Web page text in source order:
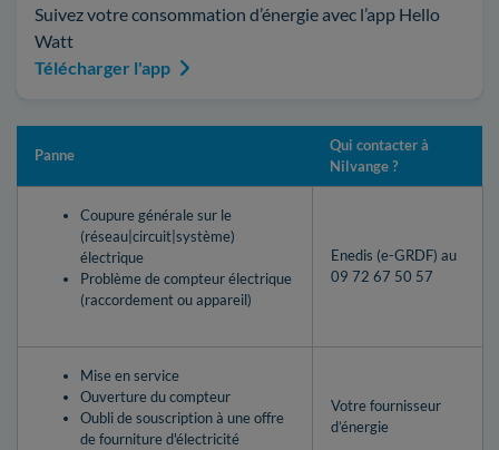
Suivez votre consommation d’énergie avec l’app Hello
Watt
Télécharger l'app
Panne
Qui contacter à
Nilvange ?
Coupure générale sur le
(réseau|circuit|système)
électrique
Problème de compteur électrique
(raccordement ou appareil)
Enedis (e-GRDF) au
09 72 67 50 57
Mise en service
Ouverture du compteur
Oubli de souscription à une offre
de fourniture d'électricité
Votre fournisseur
d’énergie